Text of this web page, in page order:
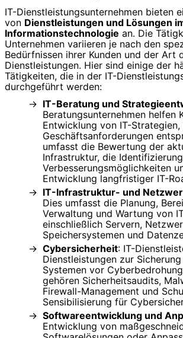
IT-Dienstleistungsunternehmen bieten
von Dienstleistungen und Lösungen
Informationstechnologie an. Die
Unternehmen variieren je nach den
Bedürfnissen ihrer Kunden und der Art
Dienstleistungen. Hier sind einige der
Tätigkeiten, die in der IT-
durchgeführt werden:
IT-Beratung und
Beratungsunternehmen helfen
Entwicklung von IT-Strategien,
Geschäftsanforderungen
umfasst die Bewertung der
Infrastruktur, die
Verbesserungsmöglichkeiten
Entwicklung langfristiger IT-
IT-Infrastruktur- und
Dies umfasst die Planung,
Verwaltung und Wartung von
einschließlich Servern,
Speichersystemen und
Cybersicherheit: IT-
Dienstleistungen zur
Systemen vor
gehören Sicherheitsaudits,
Firewall-Management und
Sensibilisierung für
Softwareentwicklung und
Entwicklung von